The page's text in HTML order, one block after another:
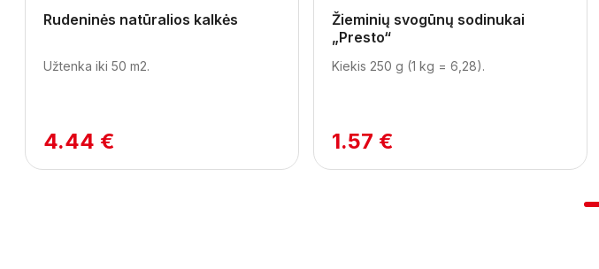
Rudeninės natūralios kalkės
Užtenka iki 50 m2.
4.44 €
Žieminių svogūnų sodinukai
„Presto“
Kiekis 250 g (1 kg = 6,28).
1.57 €